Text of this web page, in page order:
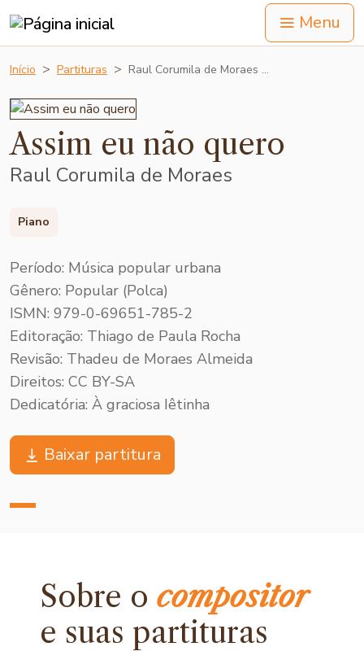
Menu
Início Partituras Raul Corumila de Moraes …
Assim eu não quero
Raul Corumila de Moraes
Piano
Período: Música popular urbana
Gênero: Popular (Polca)
ISMN: 979-0-69651-785-2
Editoração: Thiago de Paula Rocha
Revisão: Thadeu de Moraes Almeida
Direitos: CC BY-SA
Dedicatória: À graciosa Iêtinha
Baixar partitura
Sobre ocompositor
e suas partituras